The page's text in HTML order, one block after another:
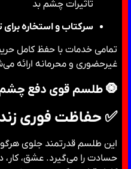
تاثیرات چشم بد
سرکتاب و استخاره
تمامی خدمات با حفظ کامل
غیرحضوری و محرمانه ارائه
🧿 طلسم قوی دفع
✅ حفاظت فوری
این طلسم قدرتمند جلوی
حسادت را می‌گیرد. عشق، کار،